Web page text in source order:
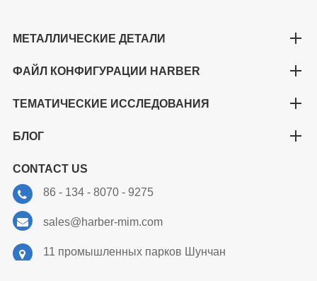
МЕТАЛЛИЧЕСКИЕ ДЕТАЛИ
ФАЙЛ КОНФИГУРАЦИИ HARBER
ТЕМАТИЧЕСКИЕ ИССЛЕДОВАНИЯ
БЛОГ
CONTACT US
86 - 134 - 8070 - 9275
sales@harber-mim.com
11 промышленных парков Шунчан